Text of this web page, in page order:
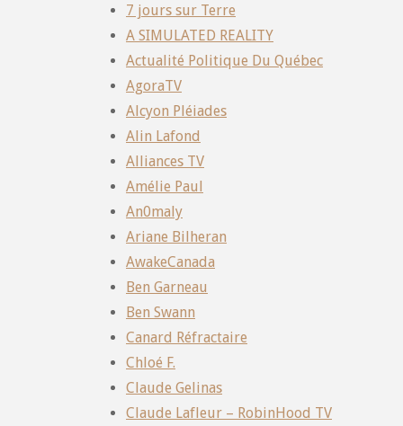
7 jours sur Terre
A SIMULATED REALITY
Actualité Politique Du Québec
AgoraTV
Alcyon Pléiades
Alin Lafond
Alliances TV
Amélie Paul
An0maly
Ariane Bilheran
AwakeCanada
Ben Garneau
Ben Swann
Canard Réfractaire
Chloé F.
Claude Gelinas
Claude Lafleur – RobinHood TV